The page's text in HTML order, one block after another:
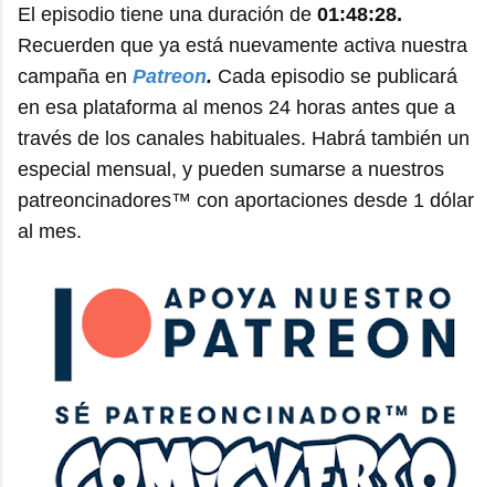
El episodio tiene una duración de 01:48:28.
Recuerden que ya está nuevamente activa nuestra
campaña en Patreon. Cada episodio se publicará
en esa plataforma al menos 24 horas antes que a
través de los canales habituales. Habrá también un
especial mensual, y pueden sumarse a nuestros
patreoncinadores™ con aportaciones desde 1 dólar
al mes.